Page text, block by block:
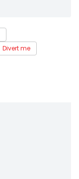
Divert me